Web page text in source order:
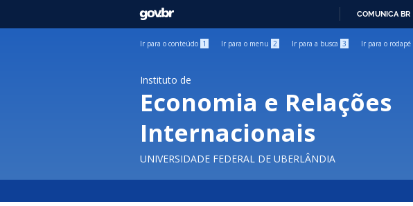
GOVBR
COMUNICA BR
Ir para o conteúdo 1 Ir para o menu 2 Ir para a busca 3 Ir para o rodapé
Instituto de
Economia e Relações
Internacionais
UNIVERSIDADE FEDERAL DE UBERLÂNDIA